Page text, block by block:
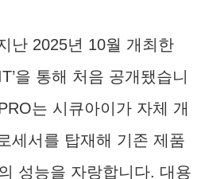
난 2025년 10월 개최한
을 통해 처음 공개됐습니
는 시큐아이가 자체 개
세서를 탑재해 기존 제품
성능을 자랑합니다. 대용